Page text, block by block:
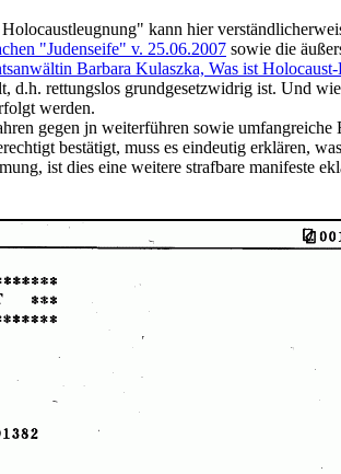
kann hier
"Judenseife" v. 25.06.2007 sowie die
Barbara Kulaszka, Was ist
rettungslos grundgesetzwidrig ist. Und
werden.
gegen jn weiterführen sowie
bestätigt, muss es eindeutig erklären,
ist dies eine weitere strafbare manifeste